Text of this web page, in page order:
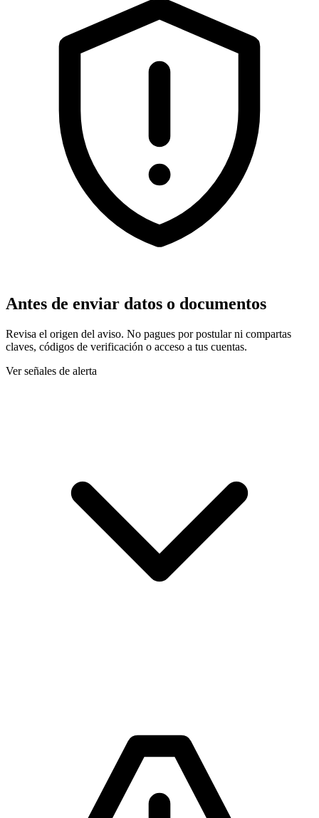
Antes de enviar datos o documentos
Revisa el origen del aviso. No pagues por postular ni compartas
claves, códigos de verificación o acceso a tus cuentas.
Ver señales de alerta